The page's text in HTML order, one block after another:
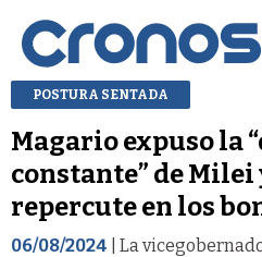
POSTURA SENTADA
Magario expuso la
constante” de
repercute en los
06/08/2024 | La